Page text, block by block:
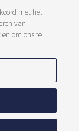
met het
van
om ons te